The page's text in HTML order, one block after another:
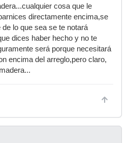
cosa que le
directamente encima,se
lo que sea se te notará
dices haber hecho y no te
será porque necesitará
encima del arreglo,pero claro,